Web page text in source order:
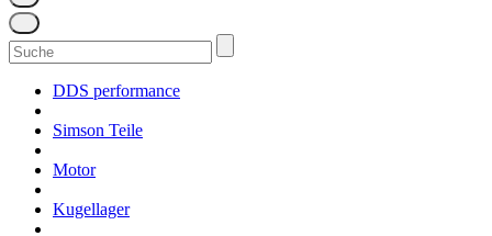
Suchen
nach:
DDS performance
Simson Teile
Motor
Kugellager